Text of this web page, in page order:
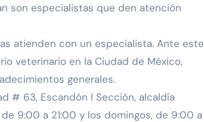
son especialistas que den atención
atienden con un especialista. Ante este
veterinario en la Ciudad de México,
generales.
# 63, Escandón I Sección, alcaldía
9:00 a 21:00 y los domingos, de 9:00 a